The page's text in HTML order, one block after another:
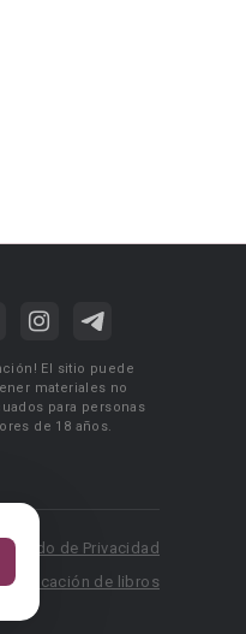
El sitio puede
materiales no
para personas
de 18 años.
Acuerdo de Privacidad
publicación de libros